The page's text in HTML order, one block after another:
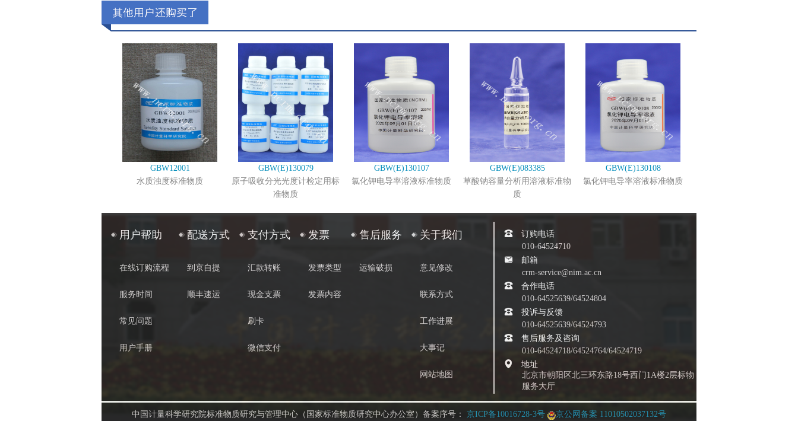
GBW12001
水质浊度标准物质
GBW(E)130079
原子吸收分光光度计检定用标
准物质
GBW(E)130107
氯化钾电导率溶液标准物质
GBW(E)083385
草酸钠容量分析用溶液标准物
质
GBW(E)130108
氯化钾电导率溶液标准物质
用户帮助
在线订购流程
服务时间
常见问题
用户手册
配送方式
到京自提
顺丰速运
支付方式
汇款转账
现金支票
刷卡
微信支付
发票
发票类型
发票内容
售后服务
运输破损
关于我们
意见修改
联系方式
工作进展
大事记
网站地图
订购电话
010-64524710
邮箱
crm-service@nim.ac.cn
合作电话
010-64525639/64524804
投诉与反馈
010-64525639/64524793
售后服务及咨询
010-64524718/64524764/64524719
地址
北京市朝阳区北三环东路18号西门1A楼2层标物
服务大厅
中国计量科学研究院标准物质研究与管理中心（国家标准物质研究中心办公室）备案序号： 京ICP备10016728-3号 京公网备案 11010502037132号